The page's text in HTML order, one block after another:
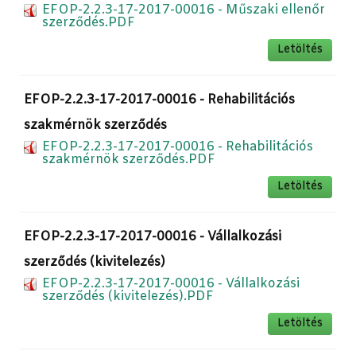
EFOP-2.2.3-17-2017-00016 - Műszaki ellenőr
szerződés.PDF
Letöltés
EFOP-2.2.3-17-2017-00016 - Rehabilitációs
szakmérnök szerződés
EFOP-2.2.3-17-2017-00016 - Rehabilitációs
szakmérnök szerződés.PDF
Letöltés
EFOP-2.2.3-17-2017-00016 - Vállalkozási
szerződés (kivitelezés)
EFOP-2.2.3-17-2017-00016 - Vállalkozási
szerződés (kivitelezés).PDF
Letöltés